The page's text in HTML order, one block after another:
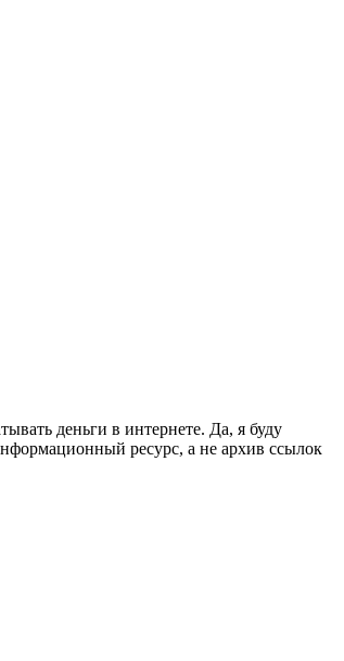
деньги в интернете. Да, я буду
ресурс, а не архив ссылок